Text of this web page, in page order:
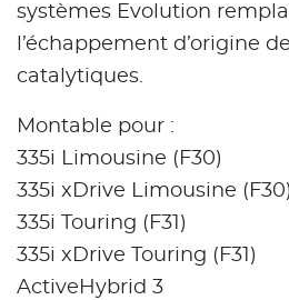
systèmes Evolution
l’échappement d’origine
catalytiques.
Montable pour :
335i Limousine (F30)
335i xDrive Limousine (F30)
335i Touring (F31)
335i xDrive Touring (F31)
ActiveHybrid 3